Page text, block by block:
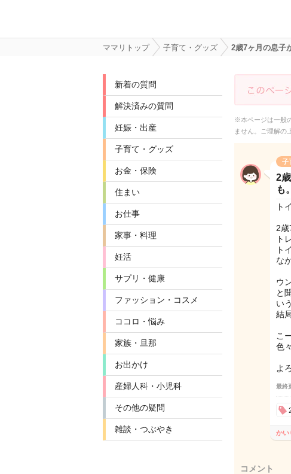
ママリトップ 子育て・グッズ 2歳7ヶ月の息子
新着の質問
解決済みの質問
妊娠・出産
子育て・グッズ
お金・保険
住まい
お仕事
家事・料理
妊活
サプリ・健康
ファッション・コスメ
ココロ・悩み
家族・旦那
お出かけ
産婦人科・小児科
その他の疑問
雑談・つぶやき
※本ページは一般
ません。ご理解の
子
2
も
ト
2歳
ト
ト
な
ウ
と
い
結
こ
色
よ
最終
かい
コメント